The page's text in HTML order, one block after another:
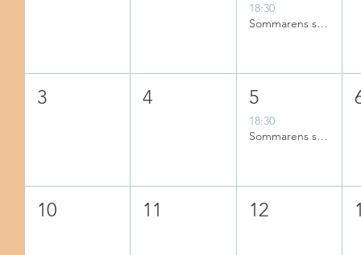
18:30
Sommarens stand-up på Lomma Folkets Hus är tillbaka!
3 4 5
18:30
Sommarens stand-up på Lomma Folkets Hus är tillbaka!
10 11 12